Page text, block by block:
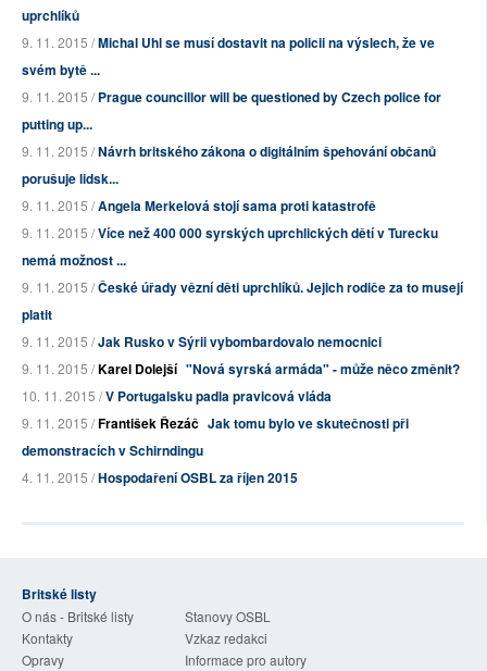
uprchlíků
9. 11. 2015 /Michal Uhl se musí dostavit na policii na výslech, že ve
svém bytě ...
9. 11. 2015 /Prague councillor will be questioned by Czech police for
putting up...
9. 11. 2015 /Návrh britského zákona o digitálním špehování občanů
porušuje lidsk...
9. 11. 2015 /Angela Merkelová stojí sama proti katastrofě
9. 11. 2015 /Více než 400 000 syrských uprchlických dětí v Turecku
nemá možnost ...
9. 11. 2015 /České úřady vězní děti uprchlíků. Jejich rodiče za to musejí
platit
9. 11. 2015 /Jak Rusko v Sýrii vybombardovalo nemocnici
9. 11. 2015 /Karel Dolejší "Nová syrská armáda" - může něco změnit?
10. 11. 2015 /V Portugalsku padla pravicová vláda
9. 11. 2015 /František Řezáč Jak tomu bylo ve skutečnosti při
demonstracích v Schirndingu
4. 11. 2015 /Hospodaření OSBL za říjen 2015
Britské listy
O nás - Britské listy
Stanovy OSBL
Kontakty
Vzkaz redakci
Opravy
Informace pro autory